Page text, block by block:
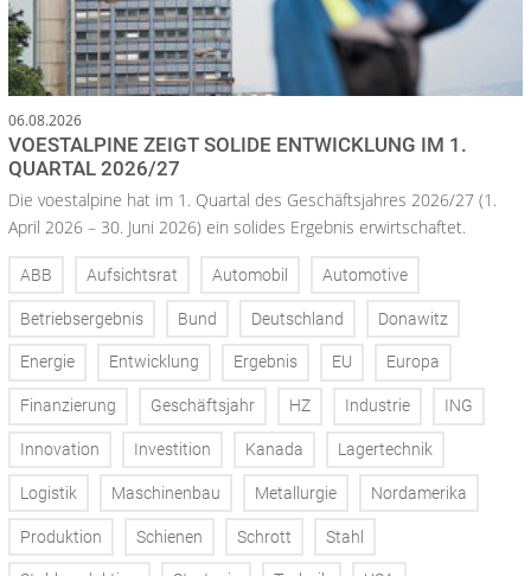
06.08.2026
VOESTALPINE ZEIGT SOLIDE ENTWICKLUNG IM 1.
QUARTAL 2026/27
Die voestalpine hat im 1. Quartal des Geschäftsjahres 2026/27 (1.
April 2026 – 30. Juni 2026) ein solides Ergebnis erwirtschaftet.
ABB Aufsichtsrat Automobil Automotive
Betriebsergebnis Bund Deutschland Donawitz
Energie Entwicklung Ergebnis EU Europa
Finanzierung Geschäftsjahr HZ Industrie ING
Innovation Investition Kanada Lagertechnik
Logistik Maschinenbau Metallurgie Nordamerika
Produktion Schienen Schrott Stahl